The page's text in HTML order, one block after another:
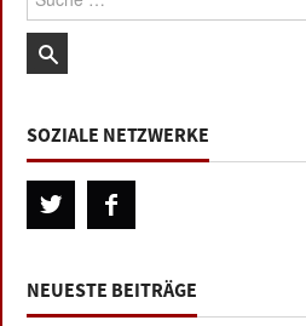
SOZIALE NETZWERKE
NEUESTE BEITRÄGE